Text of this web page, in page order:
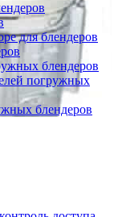
для блендеров
блендеров
погружных
блендеров